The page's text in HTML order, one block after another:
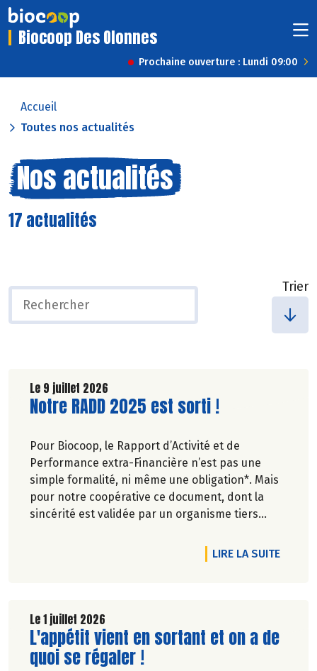
Biocoop Des Olonnes
Prochaine ouverture : Lundi 09:00
Accueil
Toutes nos actualités
Nos actualités
17 actualités
Trier
Le 9 juillet 2026
Lire la suite de l'article
Notre RADD 2025 est sorti !
Pour Biocoop, le Rapport d’Activité et de
Performance extra-Financière n’est pas une
simple formalité, ni même une obligation*. Mais
pour notre coopérative ce document, dont la
sincérité est validée par un organisme tiers
vis de l'ensemble de nos parties prenantes
(Paysan.ne.s Associé.e.s, magasins...) et de nos
accessible et désirable une bio exigeante.
LIRE LA SUITEDE
Le 1 juillet 2026
Lire la suite de l'article
L'appétit vient en sortant et on a de
quoi se régaler !